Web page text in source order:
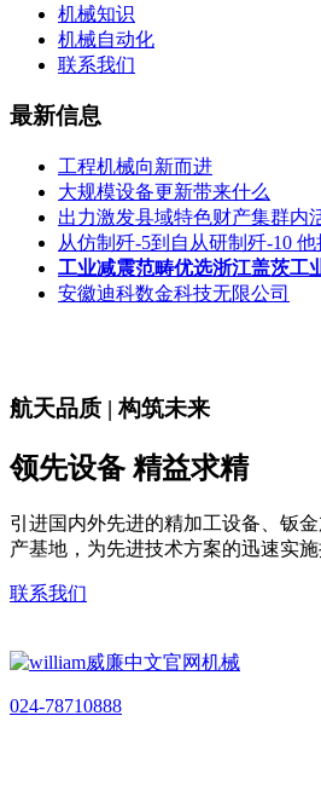
机械知识
机械自动化
联系我们
最新信息
工程机械向新而进
大规模设备更新带来什么
出力激发县域特色财产集群内
从仿制歼-5到自从研制歼-10
工业减震范畴优选浙江盖茨工
安徽迪科数金科技无限公司
航天品质 | 构筑未来
领先设备 精益求精
引进国内外先进的精加工设备、钣
产基地，为先进技术方案的迅速实施
联系我们
024-78710888